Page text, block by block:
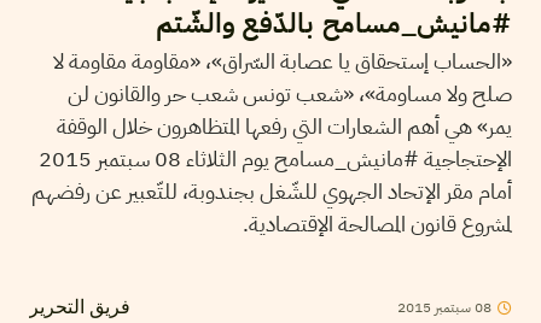
#مانيش_مسامح بالدّفع والشّتم
«الحساب إستحقاق يا عصابة السّراق»، «مقاومة مقاومة لا
صلح ولا مساومة»، «شعب تونس شعب حر والقانون لن
يمر» هي أهم الشعارات التي رفعها المتظاهرون خلال الوقفة
الإحتجاجية #مانيش_مسامح يوم الثلاثاء 08 سبتمبر 2015
أمام مقر الإتحاد الجهوي للشّغل بجندوبة، للتّعبير عن رفضهم
لمشروع قانون المصالحة الإقتصادية.
فريق التحرير 08سبتمبر 2015